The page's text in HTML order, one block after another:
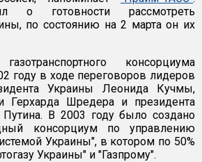
о готовности рассмотреть
по состоянию на 2 марта он их
консорциума
году в ходе переговоров лидеров
Украины Леонида Кучмы,
Герхарда Шредера и президента
В 2003 году было создано
консорциум по управлению
Украины", в котором по 50%
Украины" и "Газпрому".